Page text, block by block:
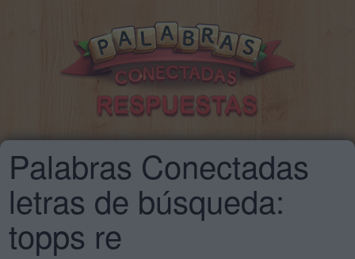
Palabras Conectadas
letras de búsqueda:
topps re